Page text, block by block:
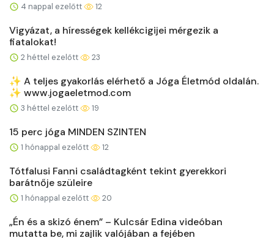
4 nappal ezelőtt 12
Vigyázat, a hírességek kellékcigijei mérgezik a
fiatalokat!
2 héttel ezelőtt 23
✨ A teljes gyakorlás elérhető a Jóga Életmód oldalán.
✨ www.jogaeletmod.com
3 héttel ezelőtt 19
15 perc jóga MINDEN SZINTEN
1 hónappal ezelőtt 12
Tótfalusi Fanni családtagként tekint gyerekkori
barátnője szüleire
1 hónappal ezelőtt 20
„Én és a skizó énem” – Kulcsár Edina videóban
mutatta be, mi zajlik valójában a fejében